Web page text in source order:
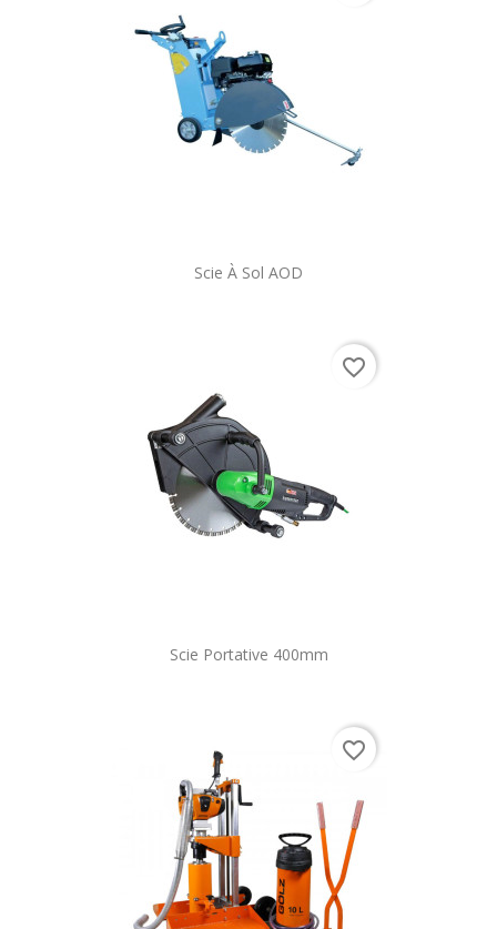
Scie À Sol AOD
Scie Portative 400mm
favorite_border
favorite_border